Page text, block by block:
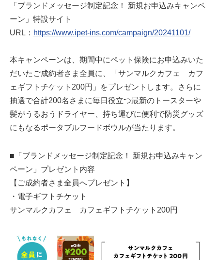
「ブランドメッセージ制定記念！ 新規お申込みキャンペ
ーン」特設サイト
URL： https://www.ipet-ins.com/campaign/20241101/
本キャンペーンは、期間中にペット保険にお申込みいた
だいたご成約者さま全員に、「サンマルクカフェ カフ
ェギフトチケット200円」をプレゼントします。さらに
抽選で合計200名さまに毎日役立つ最新のトースターや
髪がうるおうドライヤー、持ち運びに便利で防災グッズ
にもなるポータブルフードボウルが当たります。
■「ブランドメッセージ制定記念！ 新規お申込みキャン
ペーン」プレゼント内容
【ご成約者さま全員へプレゼント】
・電子ギフトチケット
サンマルクカフェ カフェギフトチケット200円